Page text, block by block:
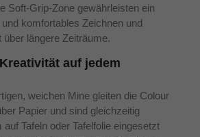
Soft-Grip-Zone gewährleisten ein
komfortables Zeichnen und
längere Zeiträume.
auf jedem
weichen Mine gleiten die Colour
Papier und sind gleichzeitig
auf Tafeln oder Tafelfolie eingesetzt